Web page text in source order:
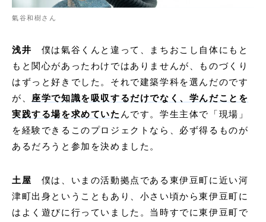
氣谷和樹さん
浅井
僕は氣谷くんと違って、まちおこし自体にもと
もと関心があったわけではありませんが、ものづくり
はずっと好きでした。それで建築学科を選んだのです
が、 座学で知識を吸収するだけでなく、学んだことを
実践する場を求めていた んです。学生主体で「現場」
を経験できるこのプロジェクトなら、必ず得るものが
あるだろうと参加を決めました。
土屋
僕は、いまの活動拠点である東伊豆町に近い河
津町出身ということもあり、小さい頃から東伊豆町に
はよく遊びに行っていました。当時すでに東伊豆町で